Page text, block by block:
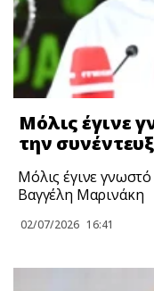
Μόλις έγινε
την
Μόλις έγινε
Βαγγέλη Μαρινάκη
02/07/2026 16:41